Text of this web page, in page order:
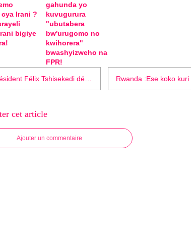
Irani ?
bigiye
gahunda yo
kuvugurura
"ubutabera
bw'urugomo no
kwihorera"
bwashyizweho na
FPR!
cet article
Ajouter un commentaire